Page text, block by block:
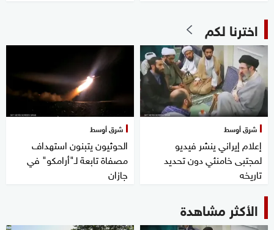
اخترنا لكم
شرق أوسط
إعلام إيراني ينشر فيديو
لمجتبى خامنئي دون تحديد
تاريخه
شرق أوسط
الحوثيون يتبنون استهداف
مصفاة تابعة لـ"أرامكو" في
جازان
الأكثر مشاهدة